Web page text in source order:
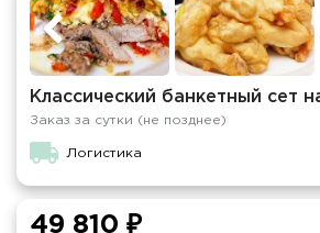
Классический банкетный сет
Заказ за сутки (не позднее)
Логистика
49 810 ₽